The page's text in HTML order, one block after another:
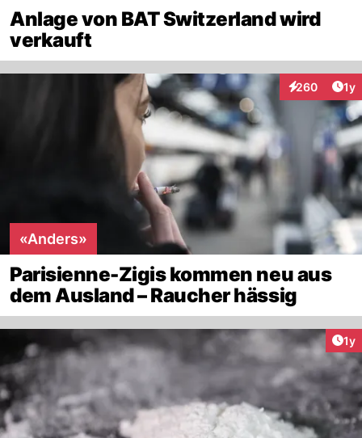
Anlage von BAT Switzerland wird
verkauft
260
Interaktionen
1y
«Anders»
Parisienne-Zigis kommen neu aus
dem Ausland – Raucher hässig
1y